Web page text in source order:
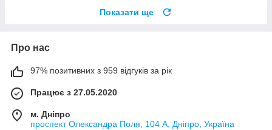
Показати ще
Про нас
97% позитивних з 959 відгуків за рік
Працює з 27.05.2020
м. Дніпро
проспект Олександра Поля, 104 А, Дніпро, Україна